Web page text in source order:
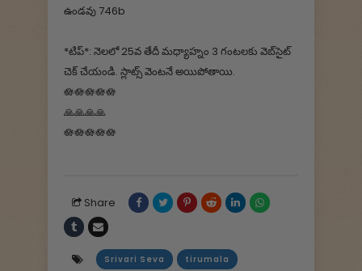
ఉండవు 746b
*టిప్*: నెలలో 25వ తేదీ మధ్యాహ్నం 3 గంటలకు వెబ్‌సైట్
చెక్ చేయండి. స్లాట్స్ వెంటనే అయిపోతాయి.
🪷🪷🪷🪷🪷
🙏🙏🙏🙏
🪷🪷🪷🪷🪷
Share
Srivari Seva tirumala